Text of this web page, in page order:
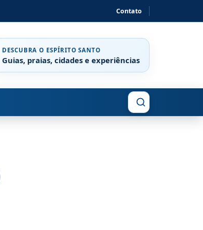
Contato
DESCUBRA O ESPÍRITO SANTO
Guias, praias, cidades e experiências
Buscar